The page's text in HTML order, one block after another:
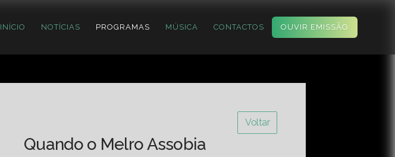
INÍCIO NOTÍCIAS PROGRAMAS MÚSICA CONTACTOS OUVIR EMISSÃO
Voltar
Quando o Melro Assobia